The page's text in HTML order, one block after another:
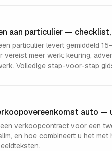
aan particulier —
particulier levert gemiddeld
vereist meer werk: keuring,
Volledige stap-voor-stap
auto —
verkoopcontract voor een
en hoe combineert u het met